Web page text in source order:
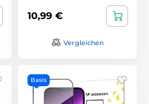
10,99 €
Vergleichen
Basis